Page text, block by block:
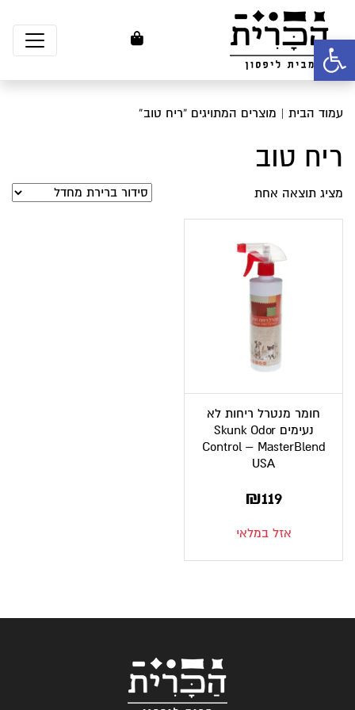
פתח סרגל נגישות
עמוד הבית | מוצרים המתויגים “ריח טוב”
ריח טוב
מציג תוצאה אחת
חומר מנטרל ריחות לא
נעימים Skunk Odor
Control – MasterBlend
USA
₪119
אזל במלאי